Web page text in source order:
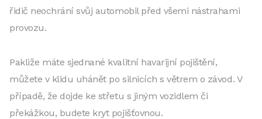
řidič neochrání svůj automobil před všemi nástrahami
provozu.
Pakliže máte sjednané kvalitní havarijní pojištění,
můžete v klidu uhánět po silnicích s větrem o závod. V
případě, že dojde ke střetu s jiným vozidlem či
překážkou, budete kryt pojišťovnou.